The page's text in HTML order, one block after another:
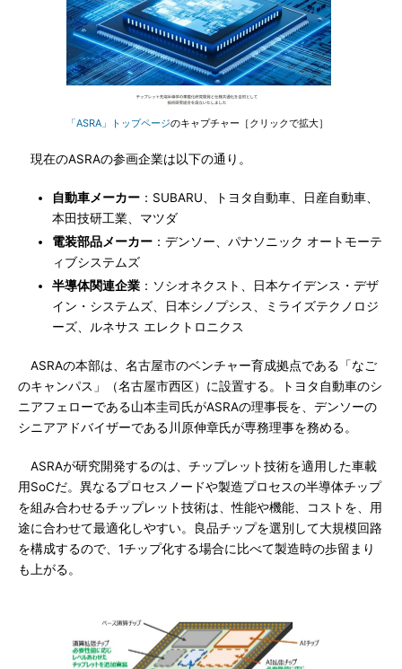
「ASRA」トップページのキャプチャー［クリックで拡大］
現在のASRAの参画企業は以下の通り。
自動車メーカー ：SUBARU、トヨタ自動車、日産自動車、
本田技研工業、マツダ
電装部品メーカー ：デンソー、パナソニック オートモーテ
ィブシステムズ
半導体関連企業 ：ソシオネクスト、日本ケイデンス・デザ
イン・システムズ、日本シノプシス、ミライズテクノロジ
ーズ、ルネサス エレクトロニクス
ASRAの本部は、名古屋市のベンチャー育成拠点である「なご
のキャンパス」（名古屋市西区）に設置する。トヨタ自動車のシ
ニアフェローである山本圭司氏がASRAの理事長を、デンソーの
シニアアドバイザーである川原伸章氏が専務理事を務める。
ASRAが研究開発するのは、チップレット技術を適用した車載
用SoCだ。異なるプロセスノードや製造プロセスの半導体チップ
を組み合わせるチップレット技術は、性能や機能、コストを、用
途に合わせて最適化しやすい。良品チップを選別して大規模回路
を構成するので、1チップ化する場合に比べて製造時の歩留まり
も上がる。